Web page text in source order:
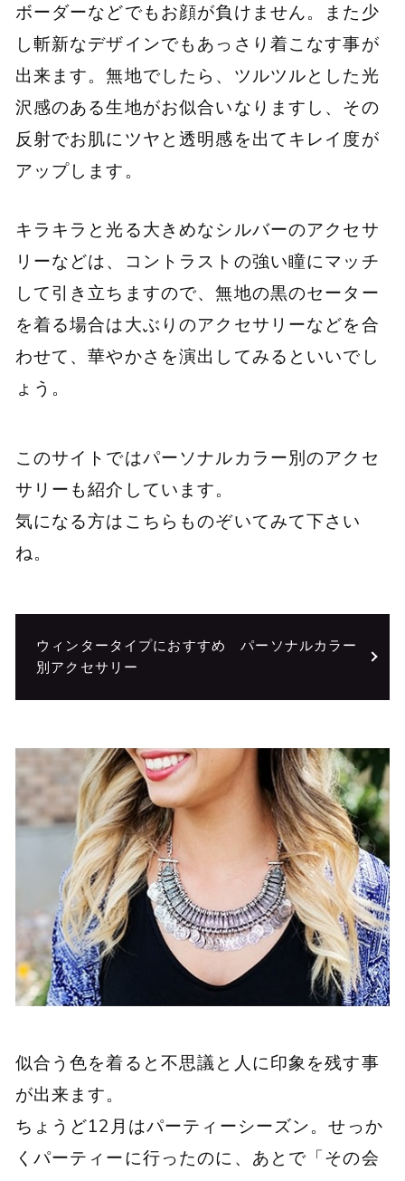
ボーダーなどでもお顔が負けません。また少
し斬新なデザインでもあっさり着こなす事が
出来ます。無地でしたら、ツルツルとした光
沢感のある生地がお似合いなりますし、その
反射でお肌にツヤと透明感を出てキレイ度が
アップします。
キラキラと光る大きめなシルバーのアクセサ
リーなどは、コントラストの強い瞳にマッチ
して引き立ちますので、無地の黒のセーター
を着る場合は大ぶりのアクセサリーなどを合
わせて、華やかさを演出してみるといいでし
ょう。
このサイトではパーソナルカラー別のアクセ
サリーも紹介しています。
気になる方はこちらものぞいてみて下さい
ね。
ウィンタータイプにおすすめ パーソナルカラー
別アクセサリー
似合う色を着ると不思議と人に印象を残す事
が出来ます。
ちょうど12月はパーティーシーズン。せっか
くパーティーに行ったのに、あとで「その会